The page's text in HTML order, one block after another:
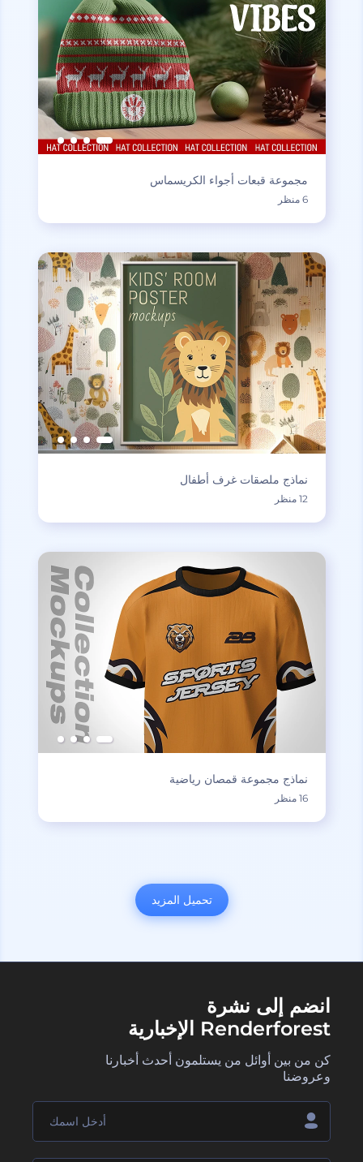
مجموعة قبعات أجواء الكريسماس
6 منظر
نماذج ملصقات غرف أطفال
12 منظر
نماذج مجموعة قمصان رياضية
16 منظر
تحميل المزيد
انضم إلى نشرة
Renderforest الإخبارية
كن من بين أوائل من يستلمون أحدث أخبارنا
وعروضنا